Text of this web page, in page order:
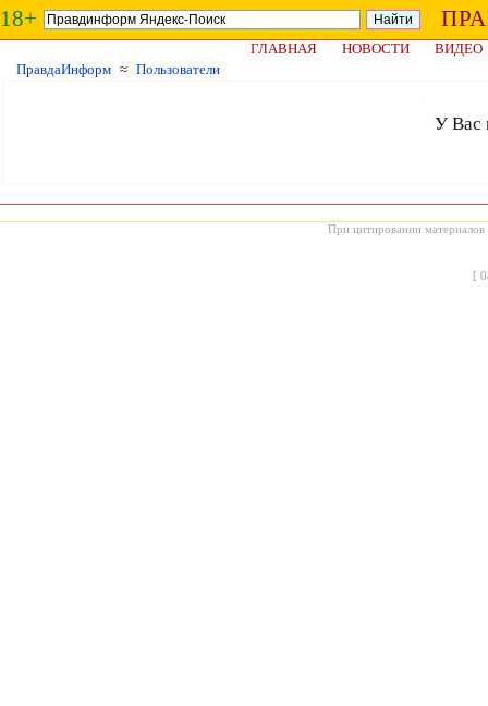
18+
ГЛАВНАЯ НОВОСТИ
ВИДЕО
ПравдаИнформ ≈ Пользователи
У Вас
При цитировании материалов
[